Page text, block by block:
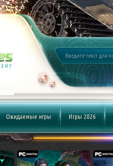
Ожидаемые игры Игры 2026